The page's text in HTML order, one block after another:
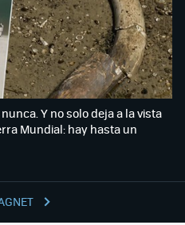
Y no solo deja a la vista
Mundial: hay hasta un